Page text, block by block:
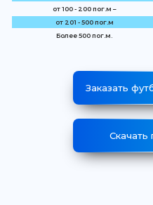
от 100 - 200 пог.м –
от 201 - 500 пог.м
Более 500 пог.м.
Заказать
Скачать